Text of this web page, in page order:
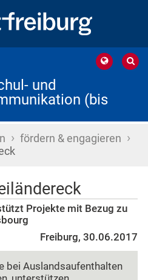
und
(bis
› fördern & engagieren ›
Projekte mit Bezug zu
Freiburg, 30.06.2017
bei Auslandsaufenthalten